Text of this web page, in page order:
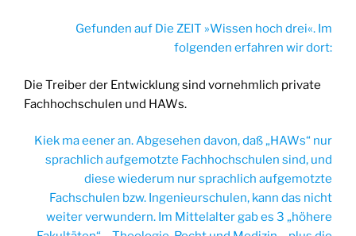
Gefunden auf Die ZEIT »Wissen hoch drei«. Im
folgenden erfahren wir dort:
Die Treiber der Entwicklung sind vornehmlich private
Fachhochschulen und HAWs.
Kiek ma eener an. Abgesehen davon, daß „HAWs“ nur
sprachlich aufgemotzte Fachhochschulen sind, und
diese wiederum nur sprachlich aufgemotzte
Fachschulen bzw. Ingenieurschulen, kann das nicht
weiter verwundern. Im Mittelalter gab es 3 „höhere